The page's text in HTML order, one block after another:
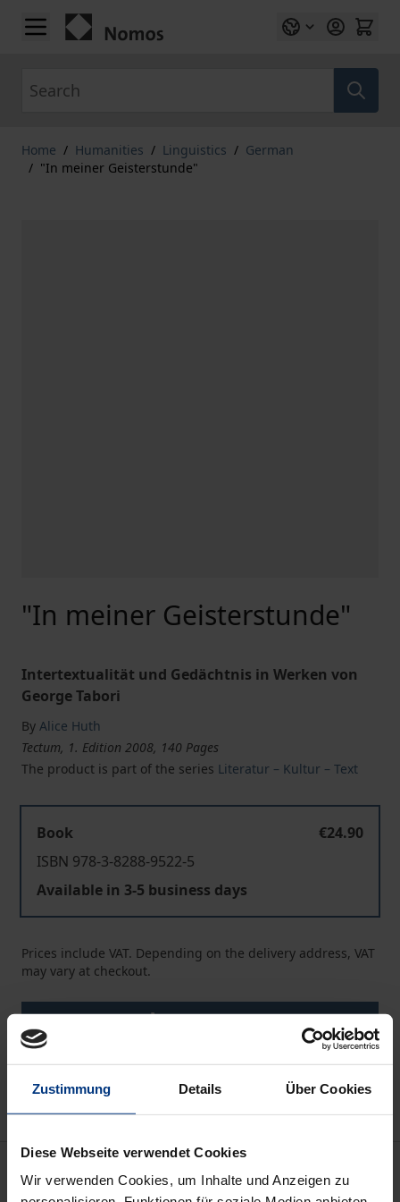
Zustimmung Details Über Cookies
Diese Webseite verwendet Cookies
Wir verwenden Cookies, um Inhalte und Anzeigen zu
Skip to Content
Home / Humanities / Linguistics / German
/ "In meiner Geisterstunde"
"In meiner Geisterstunde"
Intertextualität und Gedächtnis in Werken von
George Tabori
By Alice Huth
Tectum, 1. Edition 2008, 140 Pages
The product is part of the series Literatur – Kultur – Text
Book
€24.90
ISBN 978-3-8288-9522-5
Available in 3-5 business days
Prices include VAT. Depending on the delivery address, VAT
may vary at checkout.
Add to Wish List